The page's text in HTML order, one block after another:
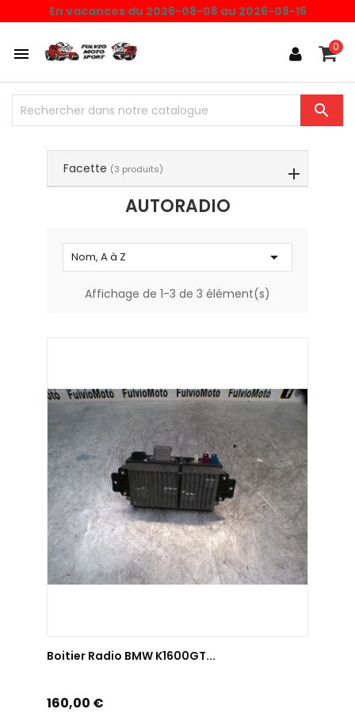
En vacances du 2026-08-08 au 2026-08-16
 0

Facette (3 produits)
AUTORADIO
Nom, A à Z 
Affichage de 1-3 de 3 élément(s)
Boitier Radio BMW K1600GT...
Prix
160,00 €
Choisissez une valeur...